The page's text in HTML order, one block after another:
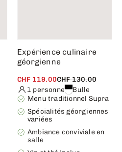
Expérience culinaire
géorgienne
CHF 119.00CHF 130.00
1 personne
Bulle
Menu traditionnel Supra
Spécialités géorgiennes
variées
Ambiance conviviale en
salle